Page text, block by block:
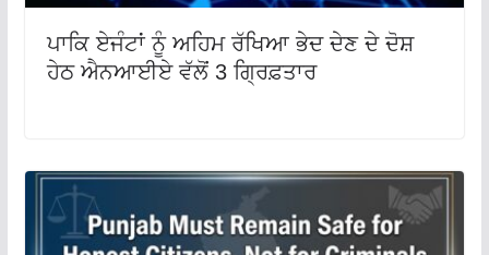
ਪਾਕਿ ਏਜੰਟਾਂ ਨੂੰ ਅਹਿਮ ਰੱਖਿਆ ਭੇਦ ਦੇਣ ਦੇ ਦੋਸ਼
ਹੇਠ ਐਨਆਈਏ ਵੱਲੋਂ 3 ਗ੍ਰਿਫ਼ਤਾਰ